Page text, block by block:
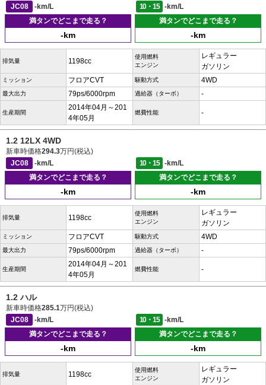
JC08
-km/L 10・15
-km/L
満タンでどこまで走る？
-km
満タンでどこまで走る？
-km
排気量 1198cc
使用燃料
エンジン
レギュラー
ガソリン
ミッション フロアCVT 駆動方式 4WD
最大出力 79ps/6000rpm 過給器（ターボ） -
生産期間
2014年04月～201
4年05月
燃費性能 -
1.2 12LX 4WD
新車時価格294.3万円(税込)
JC08
-km/L 10・15
-km/L
満タンでどこまで走る？
-km
満タンでどこまで走る？
-km
排気量 1198cc
使用燃料
エンジン
レギュラー
ガソリン
ミッション フロアCVT 駆動方式 4WD
最大出力 79ps/6000rpm 過給器（ターボ） -
生産期間
2014年04月～201
4年05月
燃費性能 -
1.2 ハル
新車時価格285.1万円(税込)
JC08
-km/L 10・15
-km/L
満タンでどこまで走る？
-km
満タンでどこまで走る？
-km
排気量 1198cc
使用燃料
エンジン
レギュラー
ガソリン